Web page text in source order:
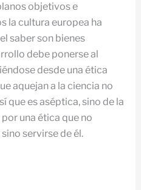
objetivos e
la cultura europea ha
saber son bienes
debe ponerse al
desde una ética
aquejan a la ciencia no
que es aséptica, sino de la
una ética que no
servirse de él.